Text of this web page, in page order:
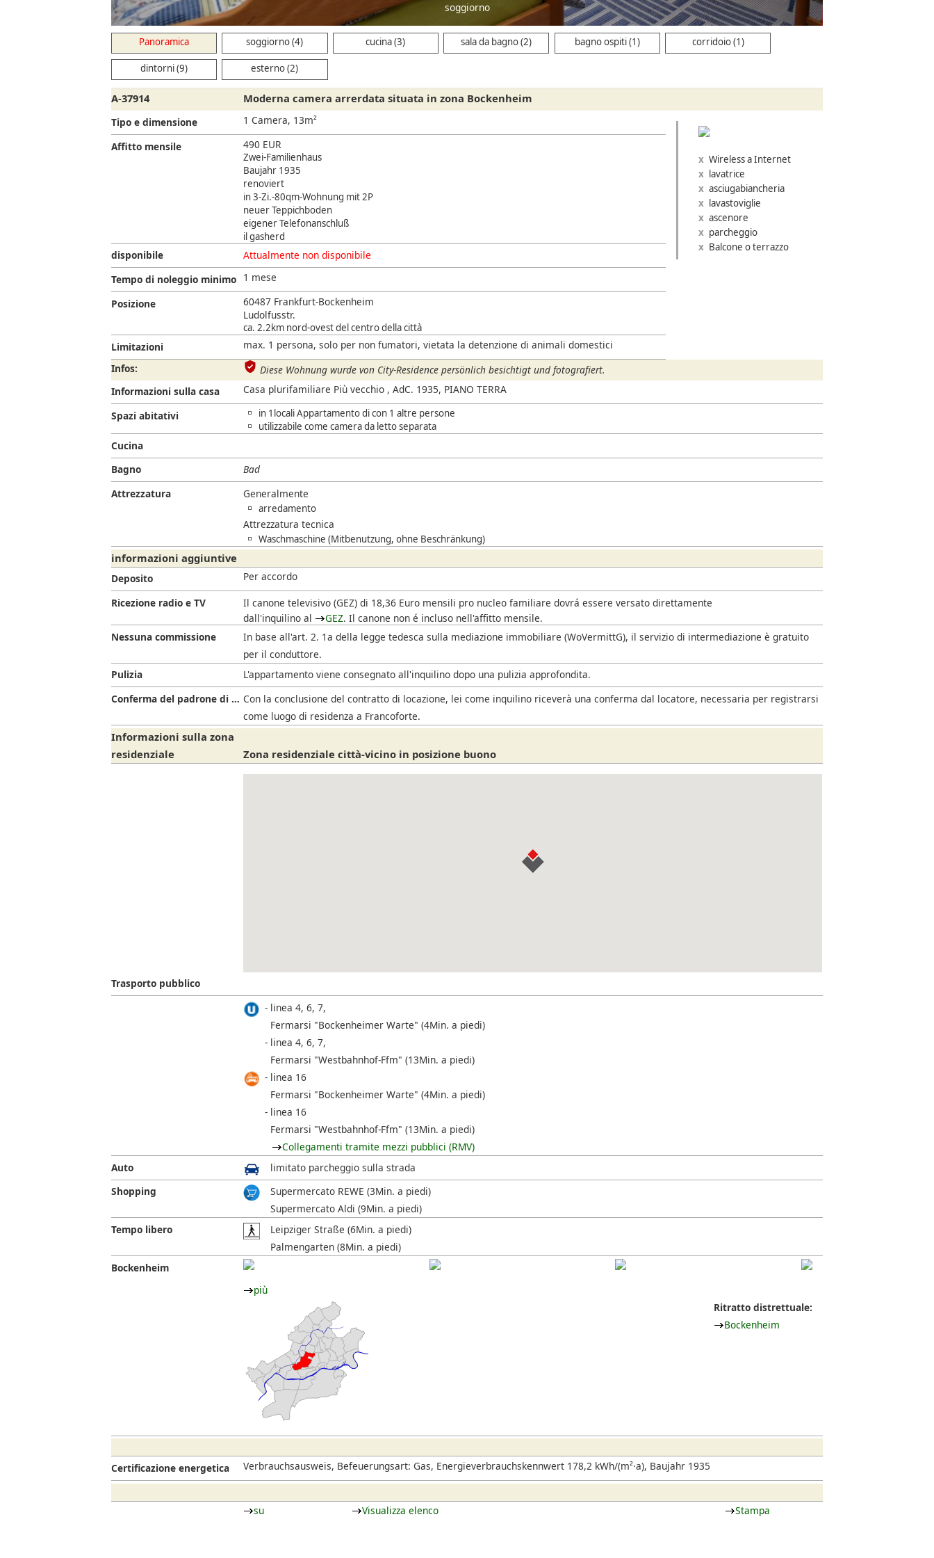
cucina
Panoramica soggiorno (4) cucina (3) sala da bagno (2) bagno ospiti (1) corridoio (1)
dintorni (9) esterno (2)
A-37914 Moderna camera arrerdata situata in zona Bockenheim
Wireless a Internet
lavatrice
asciugabiancheria
lavastoviglie
ascenore
parcheggio
Balcone o terrazzo
Tipo e dimensione
1 Camera, 13m²
Affitto mensile
490 EUR
Zwei-Familienhaus
Baujahr 1935
renoviert
in 3-Zi.-80qm-Wohnung mit 2P
neuer Teppichboden
eigener Telefonanschluß
il gasherd
disponibile
Attualmente non disponibile
Tempo di noleggio minimo 1 mese
Posizione
60487 Frankfurt-Bockenheim
Ludolfusstr.
ca. 2.2km nord-ovest del centro della città
Limitazioni
max. 1 persona, solo per non fumatori, vietata la detenzione di animali domestici
Infos:
Diese Wohnung wurde von City-Residence persönlich besichtigt und fotografiert.
Informazioni sulla casa
Casa plurifamiliare Più vecchio , AdC. 1935, PIANO TERRA
Spazi abitativi
in 1locali Appartamento di con 1 altre persone
utilizzabile come camera da letto separata
Cucina
Bagno
Bad
Attrezzatura
Generalmente
arredamento
Attrezzatura tecnica
Waschmaschine (Mitbenutzung, ohne Beschränkung)
informazioni aggiuntive
Deposito
Per accordo
Ricezione radio e TV
Il canone televisivo (GEZ) di 18,36 Euro mensili pro nucleo familiare dovrá essere versato direttamente
dall'inquilino al
GEZ. Il canone non é incluso nell'affitto mensile.
Nessuna commissione
In base all'art. 2. 1a della legge tedesca sulla mediazione immobiliare (WoVermittG), il servizio di intermediazione è gratuito
per il conduttore.
Pulizia
L'appartamento viene consegnato all'inquilino dopo una pulizia approfondita.
Conferma del padrone di casa Con la conclusione del contratto di locazione, lei come inquilino riceverà una conferma dal locatore, necessaria per registrarsi
come luogo di residenza a Francoforte.
Informazioni sulla zona
residenziale
Zona residenziale città-vicino in posizione buono
Trasporto pubblico
linea 4, 6, 7,
Fermarsi "Bockenheimer Warte" (4Min. a piedi)
linea 4, 6, 7,
Fermarsi "Westbahnhof-Ffm" (13Min. a piedi)
linea 16
Fermarsi "Bockenheimer Warte" (4Min. a piedi)
linea 16
Fermarsi "Westbahnhof-Ffm" (13Min. a piedi)
Collegamenti tramite mezzi pubblici (RMV)
Auto
limitato parcheggio sulla strada
Shopping
Supermercato REWE (3Min. a piedi)
Supermercato Aldi (9Min. a piedi)
Tempo libero
Leipziger Straße (6Min. a piedi)
Palmengarten (8Min. a piedi)
Bockenheim
più
Ritratto distrettuale:
Bockenheim
Certificazione energetica Verbrauchsausweis, Befeuerungsart: Gas, Energieverbrauchskennwert 178,2 kWh/(m²·a), Baujahr 1935
su Visualizza elenco Stampa